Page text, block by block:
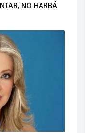
NO HARBÁ